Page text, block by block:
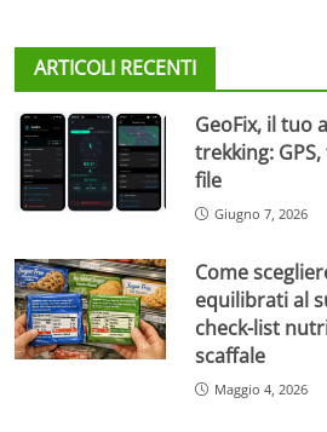
ARTICOLI RECENTI
GeoFix, il tuo
trekking:
file
Giugno 7, 2026
Come
equilibrati al
check-list
scaffale
Maggio 4, 2026